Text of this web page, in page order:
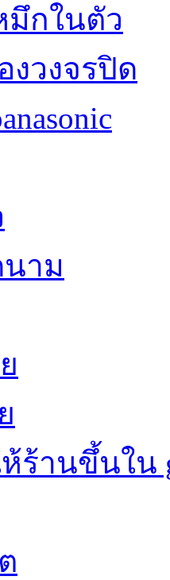
มึกในตัว
งวงจรปิด
นาม
ร้านขึ้นใน